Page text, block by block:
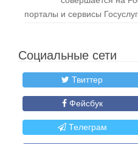
порталы и сервисы
Социальные сети
Твиттер
Фейсбук
Телеграм